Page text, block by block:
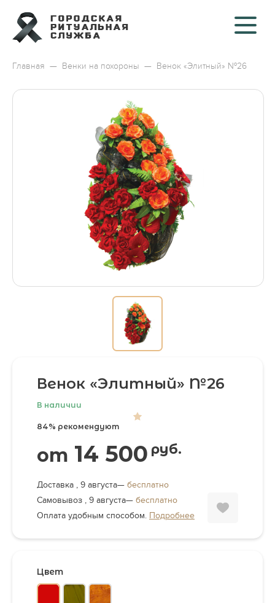
Главная — Венки на похороны — Венок «Элитный» №26
Венок «Элитный» №26
В наличии
84% рекомендуют
от 14 500 руб.
Доставка , 9 августа— бесплатно
Самовывоз , 9 августа— бесплатно
Оплата удобным способом. Подробнее
Цвет